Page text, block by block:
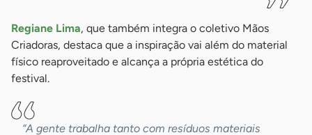
Regiane Lima, que também integra o coletivo Mãos
Criadoras, destaca que a inspiração vai além do material
físico reaproveitado e alcança a própria estética do
festival.
“A gente trabalha tanto com resíduos materiais